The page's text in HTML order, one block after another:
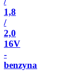
1,8
/
2,0
16V
-
benzyna